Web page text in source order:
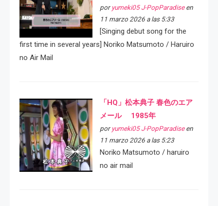
por yumeki05 J-PopParadiseen
11 marzo 2026 a las 5:33
[Singing debut song for the
first time in several years] Noriko Matsumoto / Haruiro
no Air Mail
「HQ」松本典子 春色のエア
メール 1985年
por yumeki05 J-PopParadiseen
11 marzo 2026 a las 5:23
Noriko Matsumoto / haruiro
no air mail